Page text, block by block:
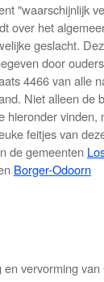
"waarschijnlijk
over het
geslacht.
door
4466 van alle
Niet alleen de
hieronder vinden,
feitjes van
de gemeenten
Borger-Odoorn
vervorming